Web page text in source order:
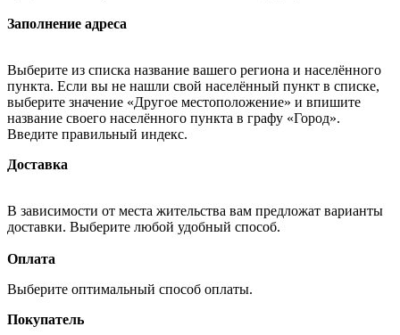
Заполнение адреса
Выберите из списка название вашего региона и населённого
пункта. Если вы не нашли свой населённый пункт в списке,
выберите значение «Другое местоположение» и впишите
название своего населённого пункта в графу «Город».
Введите правильный индекс.
Доставка
В зависимости от места жительства вам предложат варианты
доставки. Выберите любой удобный способ.
Оплата
Выберите оптимальный способ оплаты.
Покупатель